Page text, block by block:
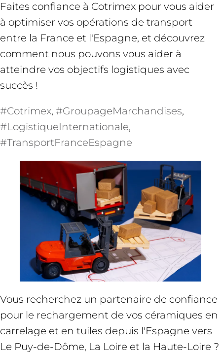
Faites confiance à Cotrimex pour vous aider
à optimiser vos opérations de transport
entre la France et l'Espagne, et découvrez
comment nous pouvons vous aider à
atteindre vos objectifs logistiques avec
succès !
#Cotrimex, #GroupageMarchandises
#LogistiqueInternationale
#TransportFranceEspagne
Vous recherchez un partenaire de confiance
pour le rechargement de vos céramiques en
carrelage et en tuiles depuis l'Espagne vers
Le Puy-de-Dôme, La Loire et la Haute-Loire ?